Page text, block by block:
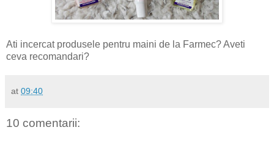
Ati incercat produsele pentru maini de la Farmec? Aveti
ceva recomandari?
at 09:40
10 comentarii: